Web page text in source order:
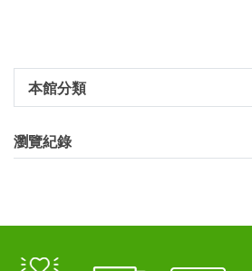
本館分類
瀏覽紀錄